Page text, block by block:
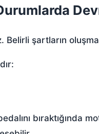
Belirli şartların
bıraktığında